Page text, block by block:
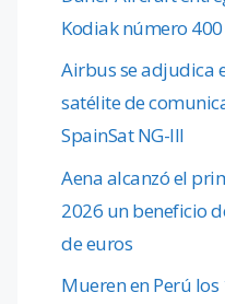
Kodiak número 400
Airbus se adjudica
satélite de
SpainSat NG-III
Aena alcanzó el
2026 un beneficio
de euros
Mueren en Perú